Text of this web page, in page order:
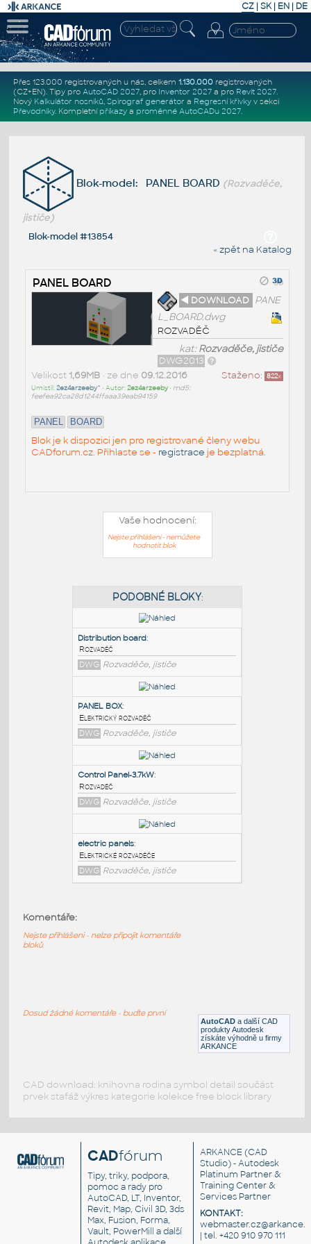
CZ | SK| EN | DE
Přes 123.000 registrovaných u nás, celkem 1.130.000registrovaných
(CZ+EN). Tipy pro AutoCAD 2027, pro Inventor 2027a pro Revit 2027.
Nový Kalkulátor nosníků, Spirograf generátor a Regresní křivkyv sekci
Převodníky. Kompletní příkazya proměnné AutoCADu 2027.
Blok-model: PANEL BOARD (Rozvaděče,
jističe)
Blok-model #13854
« zpět na Katalog
PANEL BOARD
◄ DOWNLOAD PANE
L_BOARD.dwg
ROZVADĚČ
kat:Rozvaděče, jističe
DWG2013
Staženo: 822x
Velikost 1,69MB• ze dne 09.12.2016
Umístil:2ez4arzeeby^ • Autor:2ez4arzeeby• md5:
feefea92ca28d1244ffaaa39eab94159
PANEL BOARD
Blok je k dispozici jen pro registrované členy webu
CADforum.cz. Přihlaste se - registrace je bezplatná.
Vaše hodnocení:
Nejste přihlášeni - nemůžete
hodnotit blok
Distribution board
Rozvaděč
DWG Rozvaděče, jističe
PANEL BOX:
Elektrický rozvaděč
DWG Rozvaděče, jističe
DWG
Rozvaděče, jističe
Rozvaděče, jističeAutoCAD a další CAD
produkty Autodesk
získáte výhodně u firmy
ARKANCE
Komentáře:
Nejste přihlášeni - nelze připojit komentáře
bloků
Dosud žádné komentáře - buďte první
CAD download: knihovna rodina symbol detail součást
prvek stafáž výkres kategorie kolekce free block library
CADfórum
Tipy, triky, podpora,
pomoc a rady pro
AutoCAD, LT, Inventor,
Revit, Map, Civil 3D, 3ds
Max, Fusion, Forma,
Vault, PowerMill a další
ARKANCE (CAD
Studio) - Autodesk
Platinum Partner &
Training Center &
Services Partner
KONTAKT:
| tel. +420 910 970 111